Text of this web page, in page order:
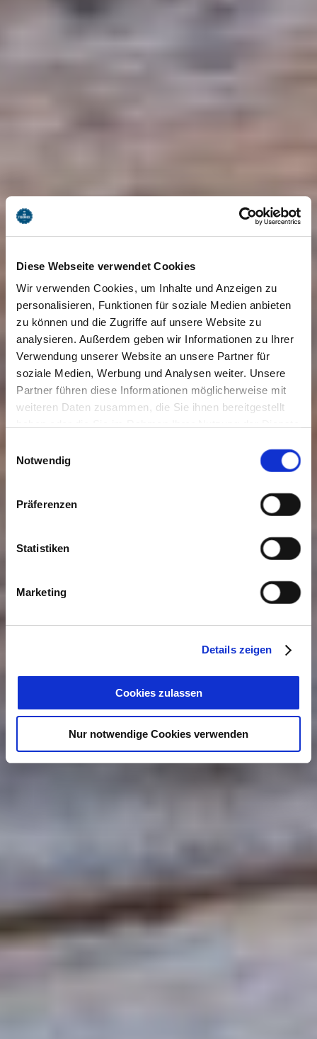
Diese Webseite verwendet Cookies
Wir verwenden Cookies, um Inhalte und Anzeigen zu
personalisieren, Funktionen für soziale Medien anbieten
zu können und die Zugriffe auf unsere Website zu
analysieren. Außerdem geben wir Informationen zu Ihrer
Verwendung unserer Website an unsere Partner für
soziale Medien, Werbung und Analysen weiter. Unsere
Partner führen diese Informationen möglicherweise mit
weiteren Daten zusammen, die Sie ihnen bereitgestellt
Cookies, wenn Sie unsere Webseite weiterhin nutzen.
Notwendig
Präferenzen
Statistiken
Marketing
Details zeigen
Cookies zulassen
Nur notwendige Cookies verwenden